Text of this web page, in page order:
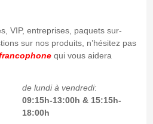
VIP, entreprises, paquets sur-
sur nos produits, n’hésitez pas
qui vous aidera
de lundi à vendredi:
09:15h-13:00h & 15:15h-
18:00h